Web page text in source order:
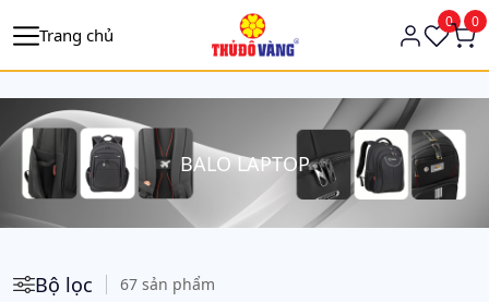
https://tagmanager.google.com/
Trang chủ
0 0
BALO LAPTOP
Bộ lọc 67 sản phẩm